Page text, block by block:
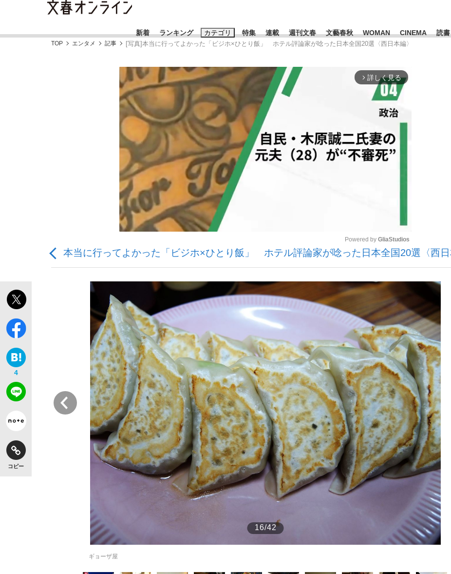
新着 ランキング カテゴリ
「90%は失敗する。でも…」本田圭佑が初めて明かした日本代表監督に...
「敗因分析は一切聞かれなかった」侍ジャパン選手が証言した“NPB聞... 「クマが悪者扱いされているの
「目標達成できなかったからと言って…」サッカー日本代表・森保一監督...
もっと見る
特集
キングの誕生を、目撃せよ。
いまさら聞けない
the Style
もっと見る
連載 週刊文春 文藝春秋 WOMAN CINEMA 読書
おすすめのキーワードタグ一覧
#藤田晋 #三山凌輝 #高市早苗 #城彰二
#玉木雄一郎
#亀和田武
TOP エンタメ 記事 [写真]本当に行ってよかった「ビジホ×ひとり飯」 ホテル評論家が唸った日本全国20選〈西日本編〉
arrow_forward_ios 詳しく見る
Mute
Powered by GliaStudios
本当に行ってよかった「ビジホ×ひとり飯」 ホテル評論家が唸った日本全国20選〈西日
4
コピー
16/42
ギョーザ屋
前